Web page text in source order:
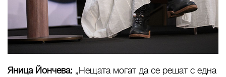
Яница Йончева: „Нещата могат да се решат с една